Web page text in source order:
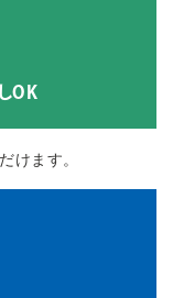
OK
けます。